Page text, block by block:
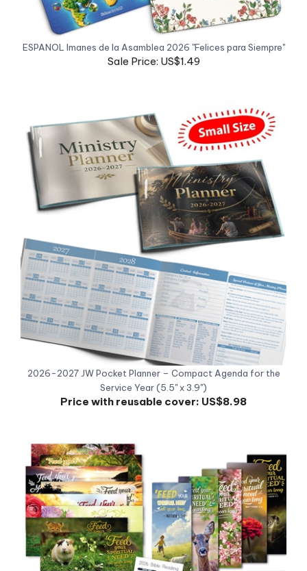
ESPANOL Imanes de la Asamblea 2026 "Felices para Siempre"
Sale Price: US$1.49
2026-2027 JW Pocket Planner – Compact Agenda for the
Service Year (5.5" x 3.9")
Price with reusable cover:US$8.98